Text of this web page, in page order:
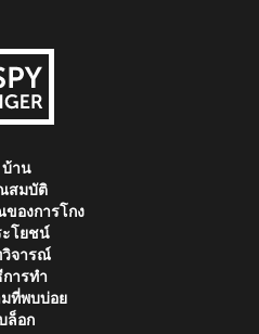
บ้าน
สมบัติ
องการโกง
โยชน์
จารณ์
ารทำ
ที่พบบ่อย
ล็อก